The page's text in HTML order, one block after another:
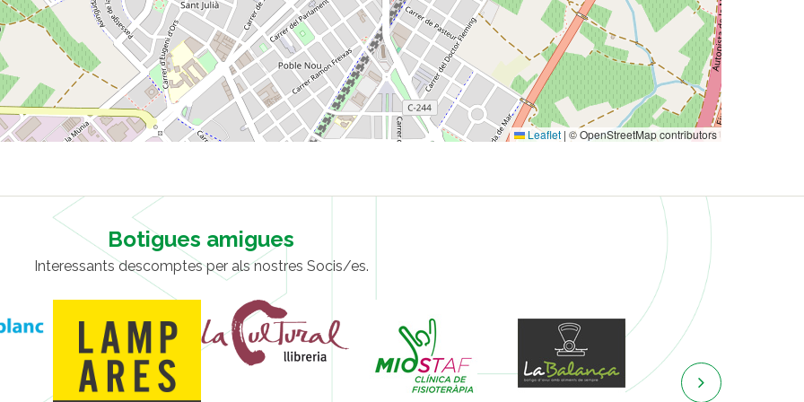
Leaflet | © OpenStreetMap contributors
Botigues amigues
Interessants descomptes per als nostres Socis/es.
